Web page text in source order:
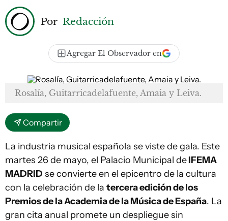
Por Redacción
Agregar El Observador en
Rosalía, Guitarricadelafuente, Amaia y Leiva.
Compartir
La industria musical española se viste de gala. Este
martes 26 de mayo, el Palacio Municipal deIFEMA
MADRID se convierte en el epicentro de la cultura
con la celebración de la tercera edición de los
Premios de la Academia de la Música de España. La
gran cita anual promete un despliegue sin